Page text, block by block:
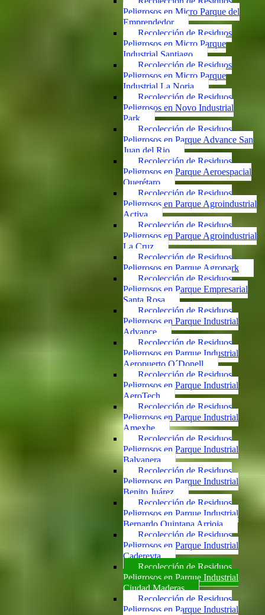
Peligrosos en Micro Parque del
Emprendedor
Recolección de Residuos
Peligrosos en Micro Parque
Industrial Santiago
Recolección de Residuos
Peligrosos en Micro Parque
Industrial La Noria
Recolección de Residuos
Peligrosos en Novo Industrial
Park
Recolección de Residuos
Peligrosos en Parque Advance San
Juan del Rio
Recolección de Residuos
Peligrosos en Parque Aeroespacial
Querétaro
Recolección de Residuos
Peligrosos en Parque Agroindustrial
Activa
Recolección de Residuos
Peligrosos en Parque Agroindustrial
La Cruz
Recolección de Residuos
Peligrosos en Parque Agropark
Recolección de Residuos
Peligrosos en Parque Empresarial
Santa Rosa
Recolección de Residuos
Peligrosos en Parque Industrial
Advance
Recolección de Residuos
Peligrosos en Parque Industrial
Aeropuerto O´Donell
Recolección de Residuos
Peligrosos en Parque Industrial
AeroTech
Recolección de Residuos
Peligrosos en Parque Industrial
Amexhe
Recolección de Residuos
Peligrosos en Parque Industrial
Balvanera
Recolección de Residuos
Peligrosos en Parque Industrial
Benito Juárez
Recolección de Residuos
Peligrosos en Parque Industrial
Bernardo Quintana Arrioja
Recolección de Residuos
Peligrosos en Parque Industrial
Cadereyta
Recolección de Residuos
Peligrosos en Parque Industrial
Ciudad Maderas
Recolección de Residuos
Peligrosos en Parque Industrial